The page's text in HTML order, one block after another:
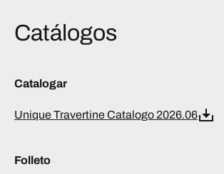
Catálogos
Catalogar
Unique Travertine Catalogo 2026.06
Folleto